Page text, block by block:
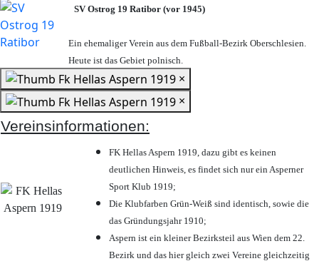
SV Ostrog 19 Ratibor (vor 1945)
Ein ehemaliger Verein aus dem Fußball-Bezirk Oberschlesien.
Heute ist das Gebiet polnisch.
×
×
Vereinsinformationen:
FK Hellas Aspern 1919, dazu gibt es keinen
deutlichen Hinweis, es findet sich nur ein Asperner
Sport Klub 1919;
Die Klubfarben Grün-Weiß sind identisch, sowie die
das Gründungsjahr 1910;
Aspern ist ein kleiner Bezirksteil aus Wien dem 22.
Bezirk und das hier gleich zwei Vereine gleichzeitig